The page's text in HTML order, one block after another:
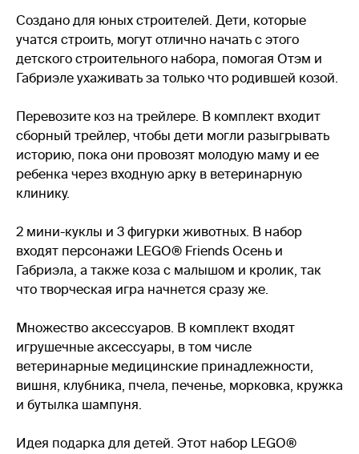
Создано для юных строителей. Дети, которые
учатся строить, могут отлично начать с этого
детского строительного набора, помогая Отэм и
Габриэле ухаживать за только что родившей козой.
Перевозите коз на трейлере. В комплект входит
сборный трейлер, чтобы дети могли разыгрывать
историю, пока они провозят молодую маму и ее
ребенка через входную арку в ветеринарную
клинику.
2 мини-куклы и 3 фигурки животных. В набор
входят персонажи LEGO® Friends Осень и
Габриэла, а также коза с малышом и кролик, так
что творческая игра начнется сразу же.
Множество аксессуаров. В комплект входят
игрушечные аксессуары, в том числе
ветеринарные медицинские принадлежности,
вишня, клубника, пчела, печенье, морковка, кружка
и бутылка шампуня.
Идея подарка для детей. Этот набор LEGO®